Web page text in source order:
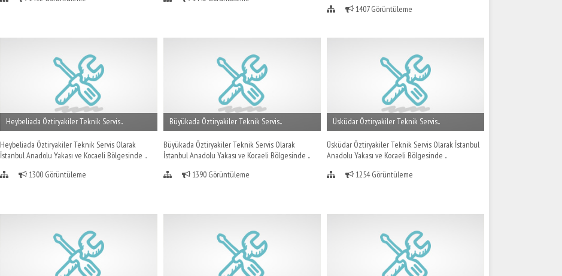
1407 Görüntüleme
Heybeliada Öztiryakiler Teknik Servis..
Heybeliada Öztiryakiler Teknik Servis Olarak
İstanbul Anadolu Yakası ve Kocaeli Bölgesinde ..
1300 Görüntüleme
Büyükada Öztiryakiler Teknik Servis..
Büyükada Öztiryakiler Teknik Servis Olarak
İstanbul Anadolu Yakası ve Kocaeli Bölgesinde ..
1390 Görüntüleme
Üsküdar Öztiryakiler Teknik Servis..
Üsküdar Öztiryakiler Teknik Servis Olarak İstanbul
Anadolu Yakası ve Kocaeli Bölgesinde ..
1254 Görüntüleme